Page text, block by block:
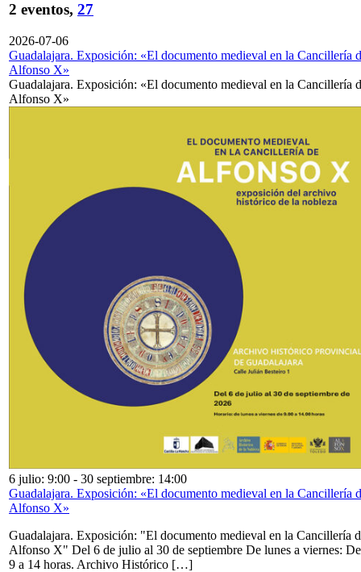
2 eventos, 27
2026-07-06
Guadalajara. Exposición: «El documento medieval en la Cancillería
Alfonso X»
Guadalajara. Exposición: «El documento medieval en la Cancillería
Alfonso X»
6 julio: 9:00 - 30 septiembre: 14:00
Guadalajara. Exposición: «El documento medieval en la Cancillería
Alfonso X»
Guadalajara. Exposición: "El documento medieval en la Cancillería
Alfonso X" Del 6 de julio al 30 de septiembre De lunes a viernes: De
9 a 14 horas. Archivo Histórico […]